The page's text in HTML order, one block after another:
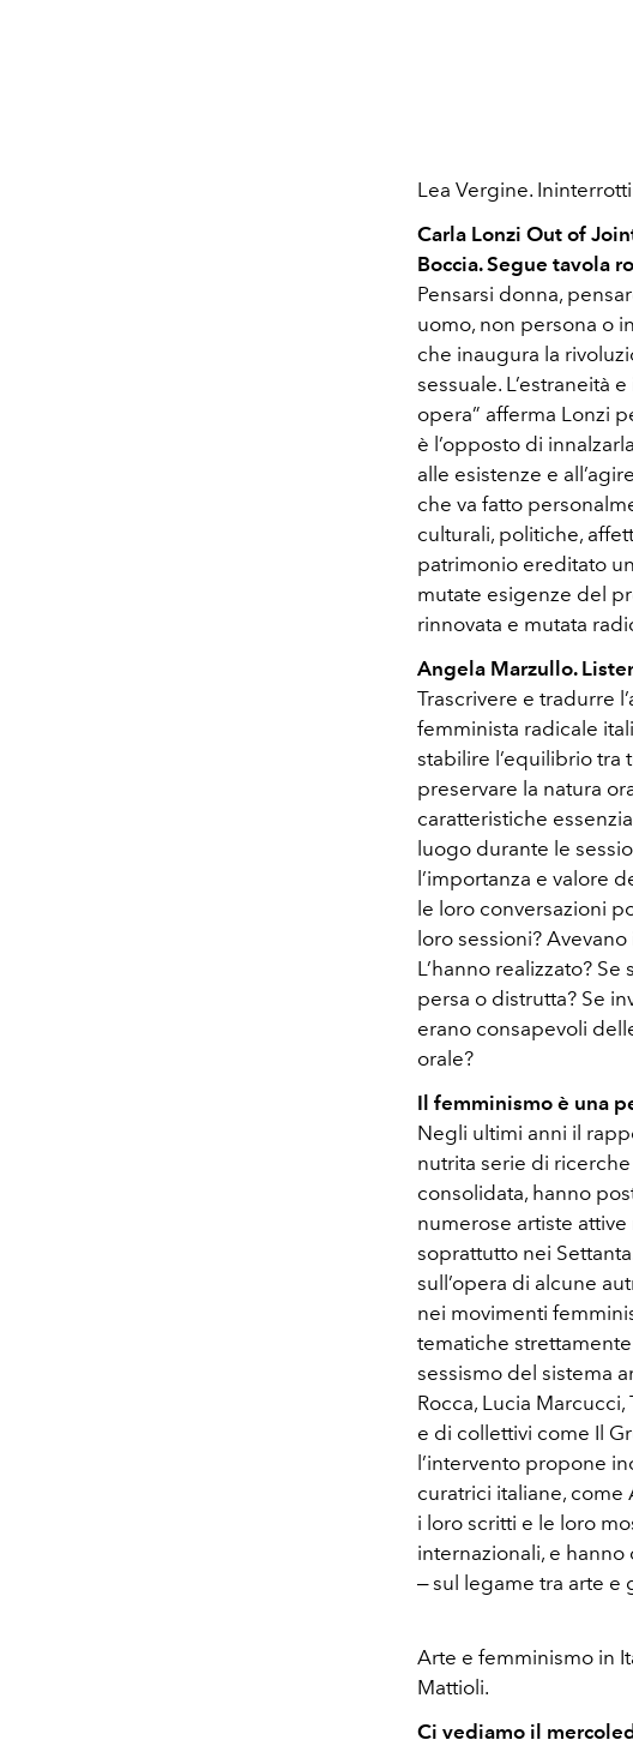
Lea Vergine.
Carla Lonzi Out of
Boccia. Segue tavola
Pensarsi donna,
uomo, non persona o
che inaugura la
sessuale. L’estraneità
opera” afferma Lonzi
è l’opposto di
alle esistenze e
che va fatto
culturali, politiche,
patrimonio ereditato
mutate esigenze del
rinnovata e mutata
Angela Marzullo.
Trascrivere e tradurre
femminista radicale
stabilire l’equilibrio tra
preservare la natura
caratteristiche
luogo durante le
l’importanza e valore
le loro conversazioni
loro sessioni?
L’hanno realizzato?
persa o distrutta? Se
erano consapevoli
orale?
Il femminismo è una
Negli ultimi anni il
nutrita serie di
consolidata, hanno
numerose artiste
soprattutto nei
sull’opera di alcune
nei movimenti
tematiche
sessismo del sistema
Rocca, Lucia
e di collettivi come Il
l’intervento propone
curatrici italiane, come
i loro scritti e le loro
internazionali, e
‒ sul legame tra arte e
Arte e femminismo in
Mattioli.
Ci vediamo il